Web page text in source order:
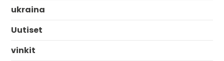
ukraina
Uutiset
vinkit